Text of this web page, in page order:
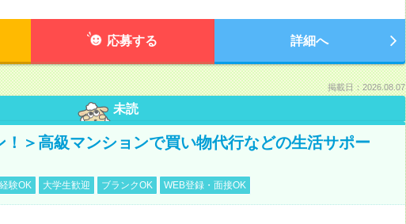
応募する 詳細へ
掲載日：2026.08.07
未読
！＞高級マンションで買い物代行などの生活サポー
験OK 大学生歓迎 ブランクOK WEB登録・面接OK